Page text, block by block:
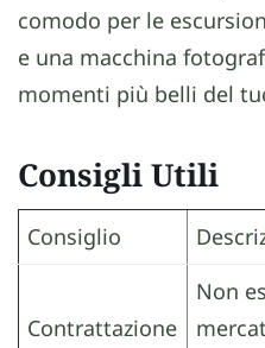
comodo per le
e una macchina
momenti più belli del
Consigli Utili
Consiglio
Contrattazione
Non